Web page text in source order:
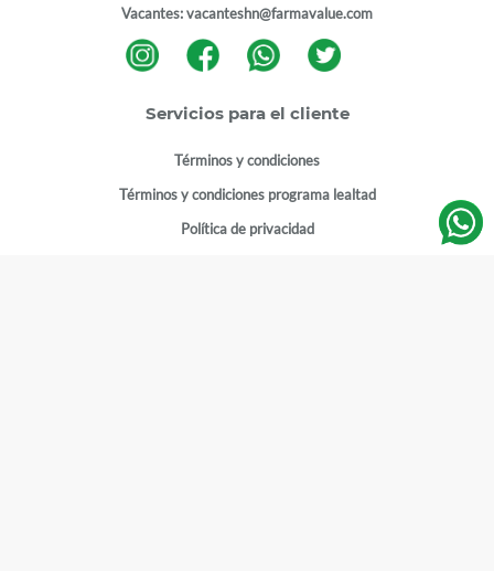
Vacantes:vacanteshn@farmavalue.com
Servicios para el cliente
Términos y condiciones
Términos y condiciones programa lealtad
Política de privacidad